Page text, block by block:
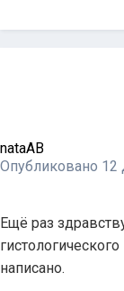
nataAB
Опубликовано 12
Ещё раз
написано.